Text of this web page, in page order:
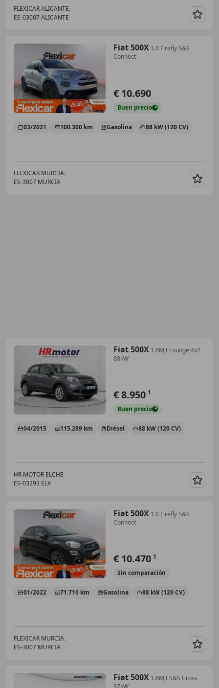
FLEXICAR ALICANTE.
ES-03007 ALICANTE
Fiat 500X 1.0 Firefly S&S
Connect
€ 10.690
Buen precio
03/2021 100.300 km Gasolina 88 kW (120 CV)
FLEXICAR MURCIA.
ES-3007 MURCIA
Fiat 500X 1.6Mjt Lounge 4x2
88kW
€ 8.950 1
Buen precio
04/2015 115.289 km Diésel 88 kW (120 CV)
HR MOTOR ELCHE
ES-03293 ELX
Fiat 500X 1.0 Firefly S&S
Connect
€ 10.470 1
Sin comparación
01/2022 71.710 km Gasolina 88 kW (120 CV)
FLEXICAR MURCIA.
ES-3007 MURCIA
Fiat 500X 1.6Mjt S&S Cross